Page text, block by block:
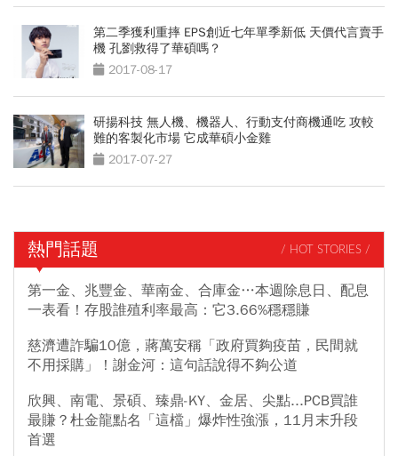
第二季獲利重摔 EPS創近七年單季新低 天價代言賣手
機 孔劉救得了華碩嗎？
2017-08-17
研揚科技 無人機、機器人、行動支付商機通吃 攻較
難的客製化市場 它成華碩小金雞
2017-07-27
熱門話題 / HOT STORIES /
第一金、兆豐金、華南金、合庫金…本週除息日、配息
一表看！存股誰殖利率最高：它3.66%穩穩賺
慈濟遭詐騙10億，蔣萬安稱「政府買夠疫苗，民間就
不用採購」！謝金河：這句話說得不夠公道
欣興、南電、景碩、臻鼎-KY、金居、尖點...PCB買誰
最賺？杜金龍點名「這檔」爆炸性強漲，11月末升段
首選